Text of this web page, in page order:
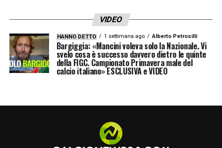
medical later this week.
💙❤️ Ansu signs new deal at Barça and
then leave on loan.
pic.twitter.com/IC8GKa2IhO
— Fabrizio Romano (@FabrizioRomano)June 24, 2025
LA PLAYLIST DELLE NOSTRE TOP NEWS
VIDEO
HANNO DETTO 1 settimana ago Alberto Petrosilli
Bargiggia: «Mancini voleva solo la Nazionale. Vi
svelo cosa è successo davvero dietro le quinte
della FIGC. Campionato Primavera male del
calcio italiano» ESCLUSIVA e VIDEO